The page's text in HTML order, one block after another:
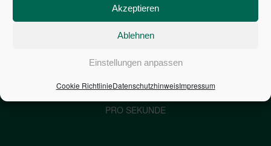
Akzeptieren
Ablehnen
Einstellungen anpassen
Cookie RichtlinieDatenschutzhinweisImpressum
NEUVERSCHULDUNG
PRO SEKUNDE
1,601€
PRO SEKUNDE